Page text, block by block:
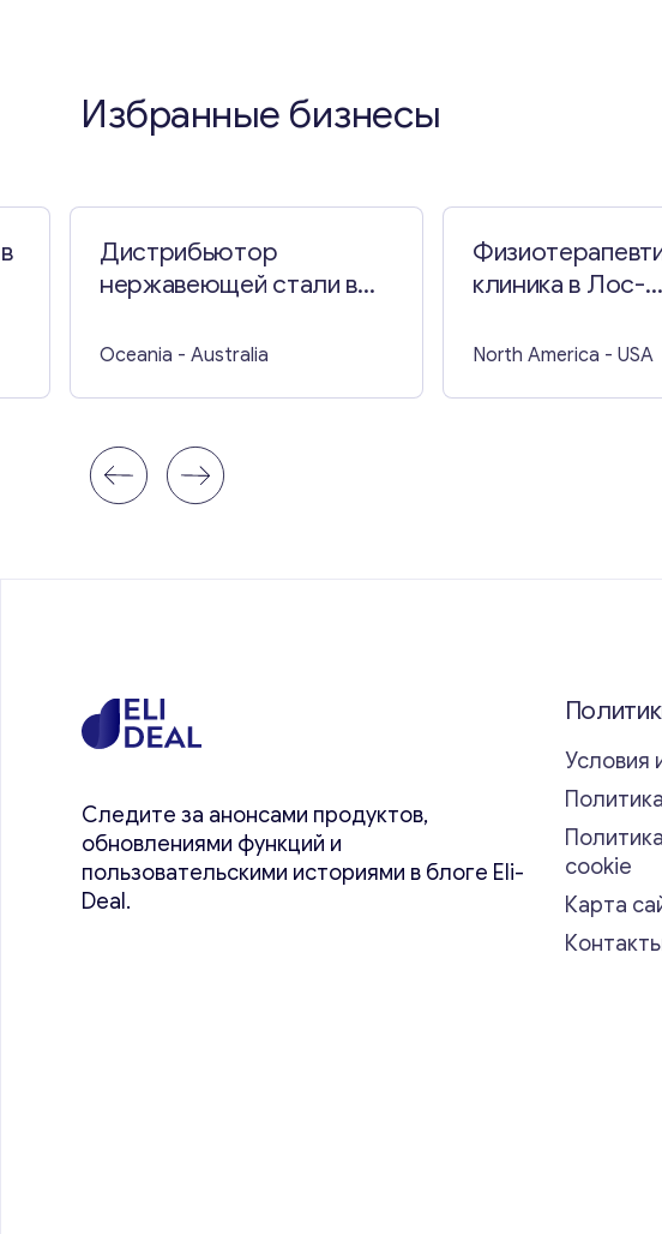
Избранные бизнесы
Дистрибьютор
нержавеющей стали в
Oceania - Australia
клиника в Лос-
North America - USA
Следите за анонсами продуктов,
обновлениями функций и
пользовательскими историями в блоге Eli-
Deal.
Условия
cookie
Карта